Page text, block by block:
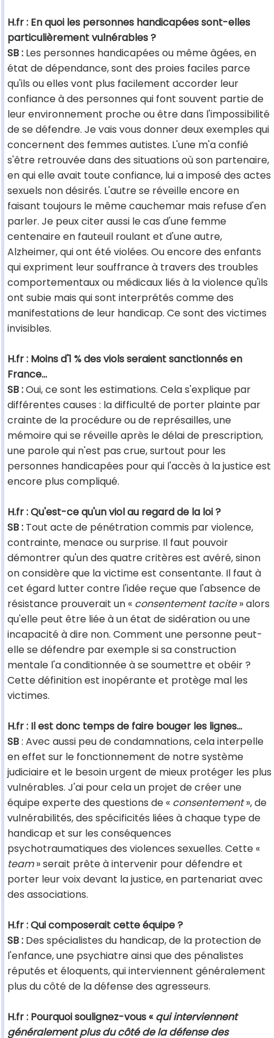
H.fr : En quoi les personnes handicapées sont-elles
particulièrement vulnérables ?
SB : Les personnes handicapées ou même âgées, en
état de dépendance, sont des proies faciles parce
qu'ils ou elles vont plus facilement accorder leur
confiance à des personnes qui font souvent partie de
leur environnement proche ou être dans l'impossibilité
de se défendre. Je vais vous donner deux exemples qui
concernent des femmes autistes. L'une m'a confié
s'être retrouvée dans des situations où son partenaire,
en qui elle avait toute confiance, lui a imposé des actes
sexuels non désirés. L'autre se réveille encore en
faisant toujours le même cauchemar mais refuse d'en
parler. Je peux citer aussi le cas d'une femme
centenaire en fauteuil roulant et d'une autre,
Alzheimer, qui ont été violées. Ou encore des enfants
qui expriment leur souffrance à travers des troubles
comportementaux ou médicaux liés à la violence qu'ils
ont subie mais qui sont interprétés comme des
manifestations de leur handicap. Ce sont des victimes
invisibles.
H.fr : Moins d'1 % des viols seraient sanctionnés en
France…
SB :Oui, ce sont les estimations. Cela s'explique par
différentes causes : la difficulté de porter plainte par
crainte de la procédure ou de représailles, une
mémoire qui se réveille après le délai de prescription,
une parole qui n'est pas crue, surtout pour les
personnes handicapées pour qui l'accès à la justice est
encore plus compliqué.
H.fr : Qu'est-ce qu'un viol au regard de la loi ?
SB : Tout acte de pénétration commis par violence,
contrainte, menace ou surprise. Il faut pouvoir
démontrer qu'un des quatre critères est avéré, sinon
on considère que la victime est consentante. Il faut à
cet égard lutter contre l'idée reçue que l'absence de
résistance prouverait un « consentement tacite» alors
qu'elle peut être liée à un état de sidération ou une
incapacité à dire non. Comment une personne peut-
elle se défendre par exemple si sa construction
mentale l'a conditionnée à se soumettre et obéir ?
Cette définition est inopérante et protège mal les
victimes.
H.fr : Il est donc temps de faire bouger les lignes…
SB: Avec aussi peu de condamnations, cela interpelle
en effet sur le fonctionnement de notre système
judiciaire et le besoin urgent de mieux protéger les plus
vulnérables. J'ai pour cela un projet de créer une
équipe experte des questions de « consentement», de
vulnérabilités, des spécificités liées à chaque type de
handicap et sur les conséquences
psychotraumatiques des violences sexuelles. Cette «
team» serait prête à intervenir pour défendre et
porter leur voix devant la justice, en partenariat avec
des associations.
H.fr : Qui composerait cette équipe ?
SB : Des spécialistes du handicap, de la protection de
l'enfance, une psychiatre ainsi que des pénalistes
réputés et éloquents, qui interviennent généralement
plus du côté de la défense des agresseurs.
H.fr : Pourquoi soulignez-vous «qui interviennent
généralement plus du côté de la défense des